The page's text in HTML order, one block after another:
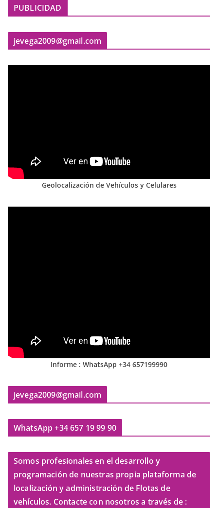
PUBLICIDAD
jevega2009@gmail.com
Geolocalización de Vehículos y Celulares
Informe : WhatsApp +34 657199990
jevega2009@gmail.com
WhatsApp +34 657 19 99 90
Somos profesionales en el desarrollo y
programación de nuestras propia plataforma de
localización y administración de Flotas de
vehículos. Contacte con nosotros a través de :